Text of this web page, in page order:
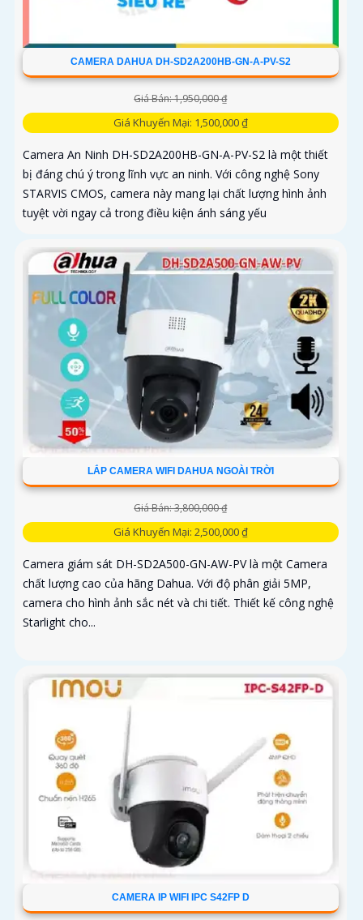
CAMERA DAHUA DH-SD2A200HB-GN-A-PV-S2
Giá Bán: 1,950,000 ₫
Giá Khuyến Mại: 1,500,000 ₫
Camera An Ninh DH-SD2A200HB-GN-A-PV-S2 là một thiết
bị đáng chú ý trong lĩnh vực an ninh. Với công nghệ Sony
STARVIS CMOS, camera này mang lại chất lượng hình ảnh
tuyệt vời ngay cả trong điều kiện ánh sáng yếu
LẮP CAMERA WIFI DAHUA NGOÀI TRỜI
Giá Bán: 3,800,000 ₫
Giá Khuyến Mại: 2,500,000 ₫
Camera giám sát DH-SD2A500-GN-AW-PV là một Camera
chất lượng cao của hãng Dahua. Với độ phân giải 5MP,
camera cho hình ảnh sắc nét và chi tiết. Thiết kế công nghệ
Starlight cho...
CAMERA IP WIFI IPC S42FP D